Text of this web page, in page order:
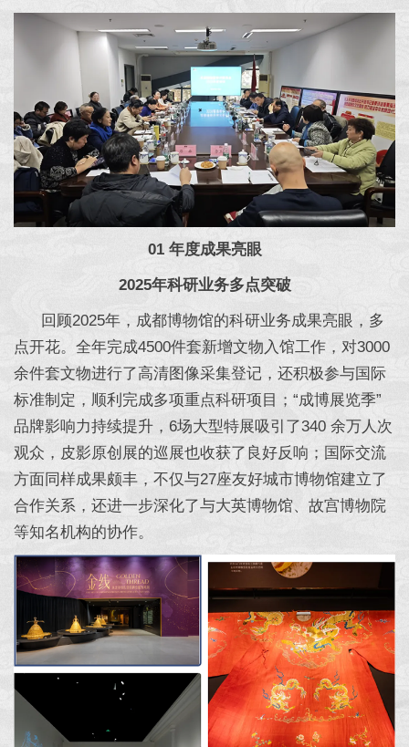
01 年度成果亮眼
2025年科研业务多点突破
回顾2025年，成都博物馆的科研业务成果亮眼，多
点开花。全年完成4500件套新增文物入馆工作，对3000
余件套文物进行了高清图像采集登记，还积极参与国际
标准制定，顺利完成多项重点科研项目；“成博展览季”
品牌影响力持续提升，6场大型特展吸引了340 余万人次
观众，皮影原创展的巡展也收获了良好反响；国际交流
方面同样成果颇丰，不仅与27座友好城市博物馆建立了
合作关系，还进一步深化了与大英博物馆、故宫博物院
等知名机构的协作。